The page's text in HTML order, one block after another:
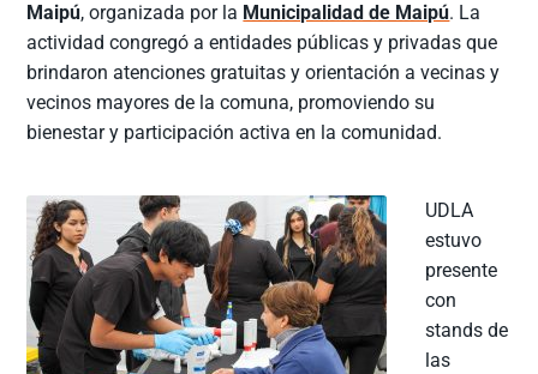
Maipú, organizada por la Municipalidad de Maipú. La
actividad congregó a entidades públicas y privadas que
brindaron atenciones gratuitas y orientación a vecinas y
vecinos mayores de la comuna, promoviendo su
bienestar y participación activa en la comunidad.
UDLA
estuvo
presente
con
stands de
las